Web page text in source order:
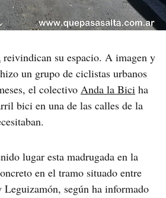
reivindican su espacio. A imagen y
un grupo de ciclistas urbanos
el colectivo Anda la Bici ha
bici en una de las calles de la
lugar esta madrugada en la
en el tramo situado entre
Leguizamón, según ha informado